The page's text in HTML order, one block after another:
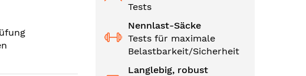
Tests
Nennlast-Säcke
Tests für maximale
Belastbarkeit/Sicherheit
Langlebig, robust